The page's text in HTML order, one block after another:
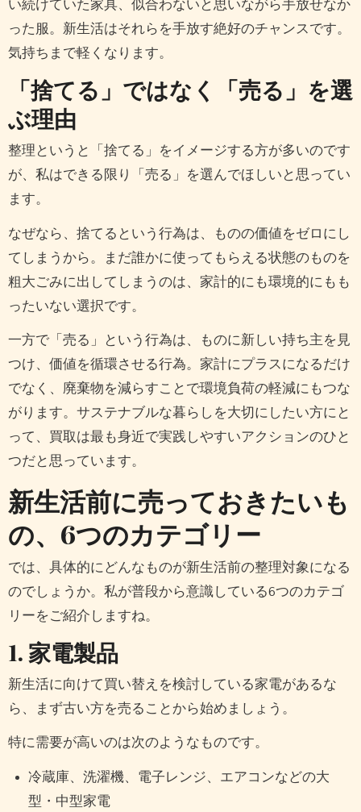
い続けていた家具、似合わないと思いながら手放せなか
った服。新生活はそれらを手放す絶好のチャンスです。
気持ちまで軽くなります。
「捨てる」ではなく「売る」を選
ぶ理由
整理というと「捨てる」をイメージする方が多いのです
が、私はできる限り「売る」を選んでほしいと思ってい
ます。
なぜなら、捨てるという行為は、ものの価値をゼロにし
てしまうから。まだ誰かに使ってもらえる状態のものを
粗大ごみに出してしまうのは、家計的にも環境的にもも
ったいない選択です。
一方で「売る」という行為は、ものに新しい持ち主を見
つけ、価値を循環させる行為。家計にプラスになるだけ
でなく、廃棄物を減らすことで環境負荷の軽減にもつな
がります。サステナブルな暮らしを大切にしたい方にと
って、買取は最も身近で実践しやすいアクションのひと
つだと思っています。
新生活前に売っておきたいも
の、6つのカテゴリー
では、具体的にどんなものが新生活前の整理対象になる
のでしょうか。私が普段から意識している6つのカテゴ
リーをご紹介しますね。
1. 家電製品
新生活に向けて買い替えを検討している家電があるな
ら、まず古い方を売ることから始めましょう。
特に需要が高いのは次のようなものです。
冷蔵庫、洗濯機、電子レンジ、エアコンなどの大
型・中型家電